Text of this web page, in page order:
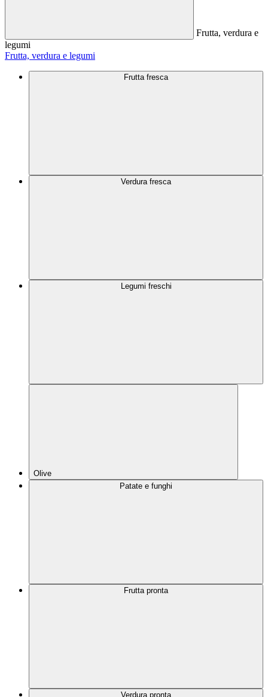
Frutta, verdura e
legumi
Frutta, verdura e legumi
Frutta fresca
Verdura fresca
Legumi freschi
Olive
Patate e funghi
Frutta pronta
Verdura pronta